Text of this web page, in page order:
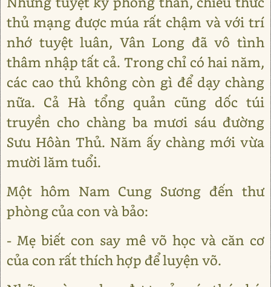
thủ mạng được múa rất chậm và với trí
nhớ tuyệt luân, Vân Long đã vô tình
thâm nhập tất cả. Trong chỉ có hai năm,
các cao thủ không còn gì để dạy chàng
nữa. Cả Hà tổng quản cũng dốc túi
truyền cho chàng ba mươi sáu đường
Sưu Hôàn Thủ. Năm ấy chàng mới vừa
mười lăm tuổi.
Một hôm Nam Cung Sương đến thư
phòng của con và bảo:
- Mẹ biết con say mê võ học và căn cơ
của con rất thích hợp để luyện võ.